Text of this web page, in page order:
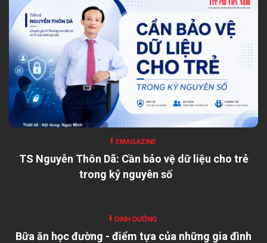
EMAGAZINE
TS Nguyễn Thôn Dã: Cần bảo vệ dữ liệu cho trẻ
trong kỷ nguyên số
DINH DƯỠNG
Bữa ăn học đường - điểm tựa của những gia đình